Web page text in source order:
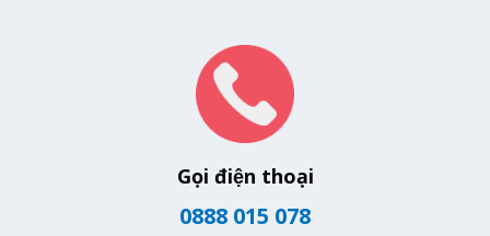
Gọi điện thoại
0888 015 078